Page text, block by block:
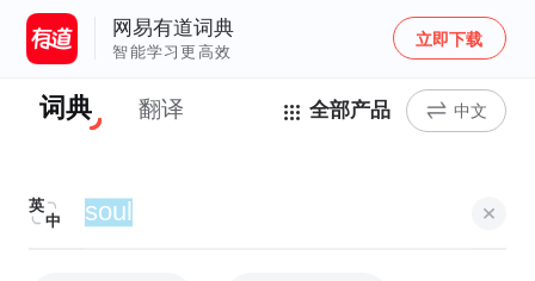
网易有道词典
智能学习更高效
立即下载
词典 翻译 全部产品 中文
英
中